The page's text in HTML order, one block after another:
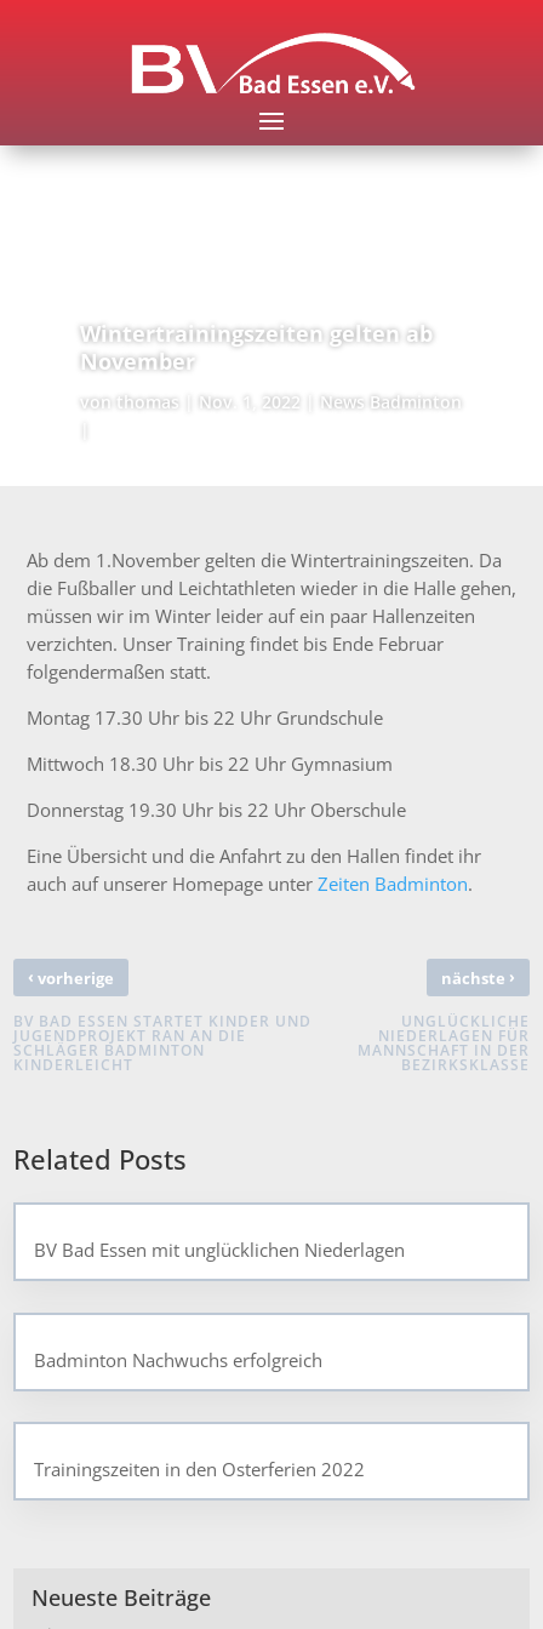
Wintertrainingszeiten gelten ab
November
von thomas Nov. 1, 2022 News Badminton
Ab dem 1.November gelten die Wintertrainingszeiten. Da
die Fußballer und Leichtathleten wieder in die Halle gehen,
müssen wir im Winter leider auf ein paar Hallenzeiten
verzichten. Unser Training findet bis Ende Februar
folgendermaßen statt.
Montag 17.30 Uhr bis 22 Uhr Grundschule
Mittwoch 18.30 Uhr bis 22 Uhr Gymnasium
Donnerstag 19.30 Uhr bis 22 Uhr Oberschule
Eine Übersicht und die Anfahrt zu den Hallen findet ihr
auch auf unserer Homepage unter Zeiten Badminton.
‹ vorherige
BV BAD ESSEN STARTET KINDER UND
JUGENDPROJEKT RAN AN DIE
SCHLÄGER BADMINTON
KINDERLEICHT
nächste ›
UNGLÜCKLICHE
NIEDERLAGEN FÜR
MANNSCHAFT IN DER
BEZIRKSKLASSE
Related Posts
BV Bad Essen mit unglücklichen Niederlagen
Badminton Nachwuchs erfolgreich
Trainingszeiten in den Osterferien 2022
Neueste Beiträge